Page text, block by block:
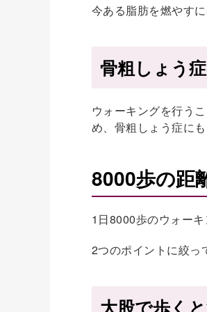
今ある脂肪を燃やす
骨粗しょう
ウォーキングを行う
め、骨粗しょう症に
8000歩の距
1日8000歩のウォー
2つのポイントに絞っ
大股で歩く